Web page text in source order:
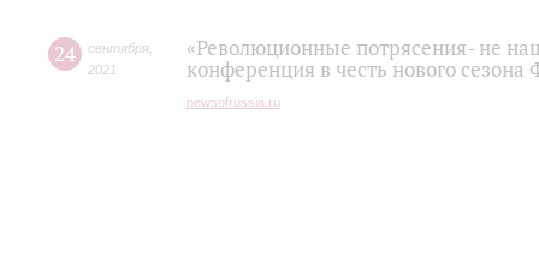
24 сентября
2021
«Революционные потрясения- не
конференция в честь нового
newsofrussia.ru